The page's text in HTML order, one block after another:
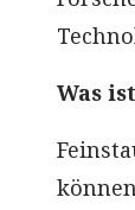
Was